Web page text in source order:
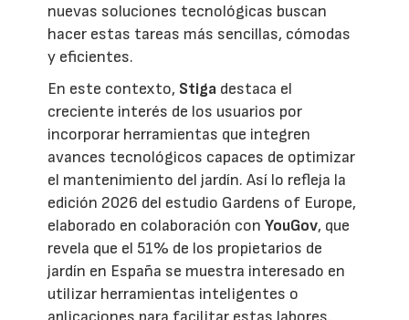
nuevas soluciones tecnológicas buscan
hacer estas tareas más sencillas, cómodas
y eficientes.
En este contexto, Stiga destaca el
creciente interés de los usuarios por
incorporar herramientas que integren
avances tecnológicos capaces de optimizar
el mantenimiento del jardín. Así lo refleja la
edición 2026 del estudio Gardens of Europe,
elaborado en colaboración conYouGov, que
revela que el 51% de los propietarios de
jardín en España se muestra interesado en
utilizar herramientas inteligentes o